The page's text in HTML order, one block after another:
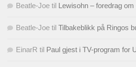
Beatle-Joe til Lewisohn – foredrag om
Beatle-Joe til Tilbakeblikk på Ringos
EinarR til Paul gjest i TV-program for